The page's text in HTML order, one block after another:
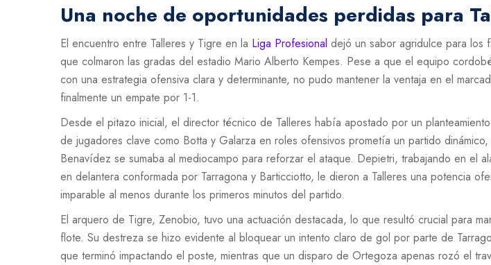
Una noche de oportunidades perdidas para
El encuentro entre Talleres y Tigre en la Liga Profesional dejó un sabor agridulce para los
que colmaron las gradas del estadio Mario Alberto Kempes. Pese a que el equipo
con una estrategia ofensiva clara y determinante, no pudo mantener la ventaja en el
finalmente un empate por 1-1.
Desde el pitazo inicial, el director técnico de Talleres había apostado por un
de jugadores clave como Botta y Galarza en roles ofensivos prometía un partido dinámico,
Benavídez se sumaba al mediocampo para reforzar el ataque. Depietri, trabajando en el
en delantera conformada por Tarragona y Barticciotto, le dieron a Talleres una potencia
imparable al menos durante los primeros minutos del partido.
El arquero de Tigre, Zenobio, tuvo una actuación destacada, lo que resultó crucial para
flote. Su destreza se hizo evidente al bloquear un intento claro de gol por parte de
que terminó impactando el poste, mientras que un disparo de Ortegoza apenas rozó el